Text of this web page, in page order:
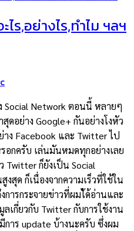
ร,อย่างไร,ทำไม ฯลฯ
Social Network ตอนนี้ หลายๆ
ดอย่าง Google+ กันอย่างโงหัว
ง Facebook และ Twitter ไป
กครับ เล่นมันหมดทุกอย่างเลย
Twitter ก็ยังเป็น Social
สุด ก็เนื่องจากความเร็วที่ใช้ใน
การกระจายข่าวที่ผมไ้ด้อ่านและ
เกี่ยวกับ Twitter กับการใช้งาน
การ update บ้างนะครับ ซึ่งผม